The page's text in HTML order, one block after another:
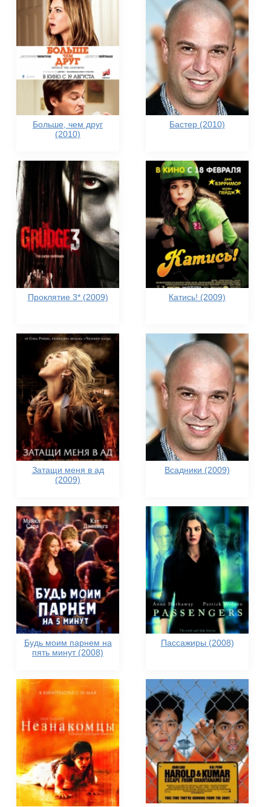
Больше, чем друг
(2010)
Бастер (2010)
Проклятие 3* (2009) Катись! (2009)
Затащи меня в ад
(2009)
Всадники (2009)
Будь моим парнем на
пять минут (2008)
Пассажиры (2008)